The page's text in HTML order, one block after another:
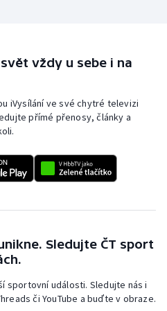
vždy u sebe i na
iVysílání ve své chytré televizi
přímé přenosy, články a
Sledujte ČT sport
sportovní události. Sledujte nás i
či YouTube a buďte v obraze.